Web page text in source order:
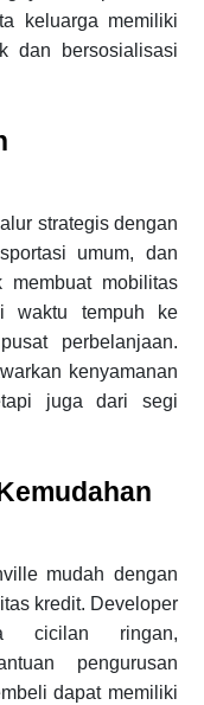
keluarga memiliki
dan bersosialisasi
strategis dengan
umum, dan
membuat mobilitas
waktu tempuh ke
perbelanjaan.
kenyamanan
juga dari segi
mudah dengan
kredit. Developer
cicilan ringan,
pengurusan
dapat memiliki